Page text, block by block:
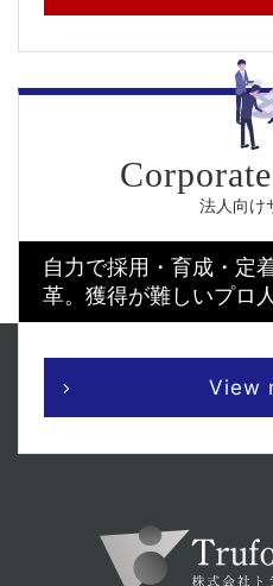
法人向け
自力で採用・育成・定
革。 獲得が難しいプロ
View